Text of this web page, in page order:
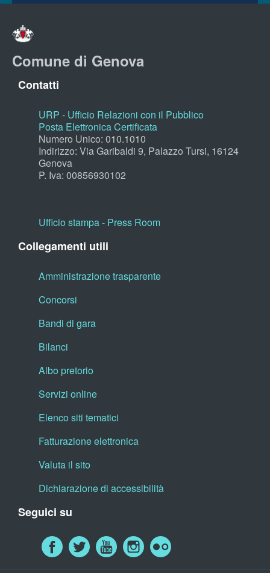
Comune di Genova
Contatti
URP - Ufficio Relazioni con il Pubblico
Posta Elettronica Certificata
Numero Unico: 010.1010
Indirizzo: Via Garibaldi 9, Palazzo Tursi, 16124
Genova
P. Iva: 00856930102
Ufficio stampa - Press Room
Collegamenti utili
Amministrazione trasparente
Concorsi
Bandi di gara
Bilanci
Albo pretorio
Servizi online
Elenco siti tematici
Fatturazione elettronica
Valuta il sito
Dichiarazione di accessibilità
Seguici su